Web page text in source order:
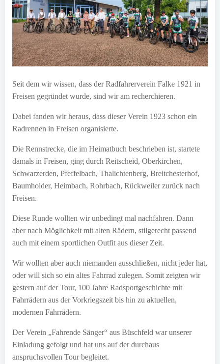
Seit dem wir wissen, dass der Radfahrerverein Falke 1921 in
Freisen gegründet wurde, sind wir am recherchieren.
Dabei fanden wir heraus, dass dieser Verein 1923 schon ein
Radrennen in Freisen organisierte.
Die Rennstrecke, die im Heimatbuch beschrieben ist, startete
damals in Freisen, ging durch Reitscheid, Oberkirchen,
Schwarzerden, Pfeffelbach, Thalichtenberg, Breitchesterhof,
Baumholder, Heimbach, Rohrbach, Rückweiler zurück nach
Freisen.
Diese Runde wollten wir unbedingt mal nachfahren. Dann
aber nach Möglichkeit mit alten Rädern, stilgerecht passend
auch mit einem sportlichen Outfit aus dieser Zeit.
Wir wollten aber auch niemanden ausschließen, nicht jeder hat,
oder will sich so ein altes Fahrrad zulegen. Somit zeigten wir
gestern auf der Tour, 100 Jahre Radsportgeschichte mit
Fahrrädern aus der Vorkriegszeit bis hin zu aktuellen,
modernen Fahrrädern.
Der Verein „Fahrende Sänger“ aus Büschfeld war unserer
Einladung gefolgt und hat uns auf der durchaus
anspruchsvollen Tour begleitet.